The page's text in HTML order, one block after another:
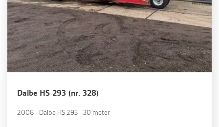
Dalbe HS 293 (nr. 328)
2008 - Dalbe HS 293 - 30 meter